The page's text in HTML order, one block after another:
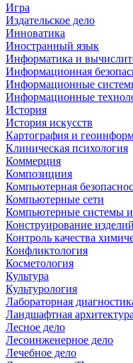
Игра
Издательское дело
Инноватика
Иностранный язык
Информатика и
Информационная
Информационные
Информационные
История
История искусств
Картография и
Клиническая психология
Коммерция
Композициия
Компьютерная
Компьютерные сети
Компьютерные системы
Конструирование
Контроль качества
Конфликтология
Косметология
Культура
Культурология
Лабораторная
Ландшафтная архитектура
Лесное дело
Лесоинженерное дело
Лечебное дело